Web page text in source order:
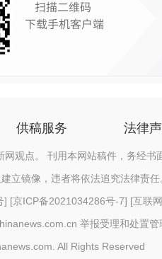
供稿服务 法律
观点。 刊用本网站稿件，务经书
立镜像，违者将依法追究法律责任
] [京ICP备2021034286号-7] [互联
举报受理和处置管
All Rights Reserved